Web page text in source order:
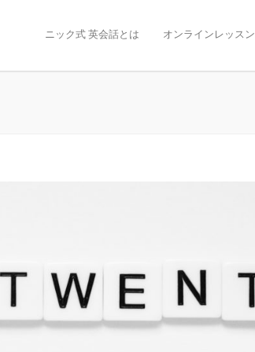
ニック式 英会話とは オンラインレッスン